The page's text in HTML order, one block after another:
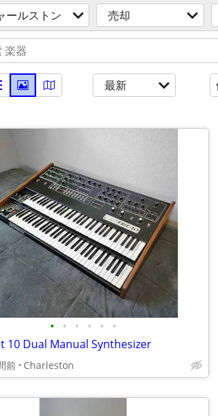
ールストン 売却
最新
• • • • • •
10 Dual Manual Synthesizer
前 Charleston